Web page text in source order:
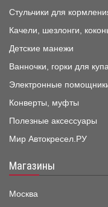
Стульчики для
Качели, шезлонги,
Детские манежи
Ванночки, горки для
Электронные
Конверты, муфты
Полезные аксессуары
Мир Автокресел.РУ
Магазины
Москва